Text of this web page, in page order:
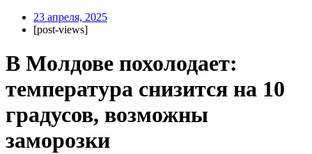
23 апреля, 2025
[post-views]
В Молдове похолодает:
температура снизится на 10
градусов, возможны
заморозки